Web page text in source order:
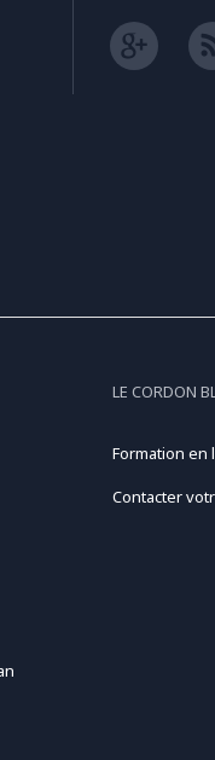
LE CORDON
Formation en
Contacter